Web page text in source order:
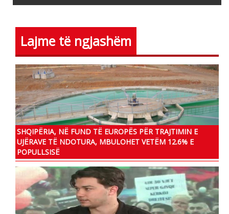
Lajme të ngjashëm
SHQIPËRIA, NË FUND TË EUROPËS PËR TRAJTIMIN E
UJËRAVE TË NDOTURA, MBULOHET VETËM 12.6% E
POPULLSISË